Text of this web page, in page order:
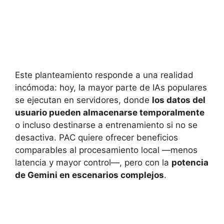
Este planteamiento responde a una realidad
incómoda: hoy, la mayor parte de IAs populares
se ejecutan en servidores, donde los datos del
usuario pueden almacenarse temporalmente
o incluso destinarse a entrenamiento si no se
desactiva. PAC quiere ofrecer beneficios
comparables al procesamiento local —menos
latencia y mayor control—, pero con la potencia
de Gemini en escenarios complejos.